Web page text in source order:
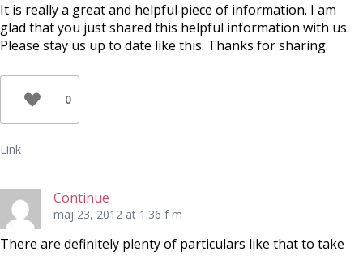
It is really a great and helpful piece of information. I am
glad that you just shared this helpful information with us.
Please stay us up to date like this. Thanks for sharing.
0
Link
Continue
maj 23, 2012 at 1:36 f m
There are definitely plenty of particulars like that to take